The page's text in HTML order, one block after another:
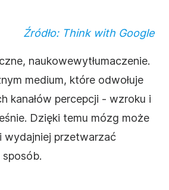
Źródło: Think with Google
naukowewytłumaczenie.
medium, które odwołuje
kanałów percepcji - wzroku i
Dzięki temu mózg może
wydajniej przetwarzać